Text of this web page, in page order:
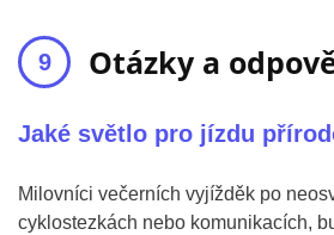
Otázky a
Jaké světlo pro jízdu
Milovníci večerních vyjížděk po
cyklostezkách nebo komunikacích,